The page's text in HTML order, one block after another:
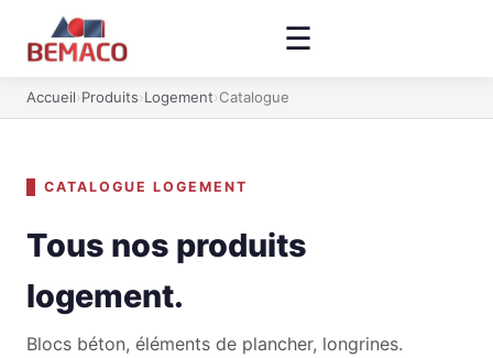
☰
Accueil›Produits›Logement›Catalogue
CATALOGUE LOGEMENT
Tous nos produits
logement.
Blocs béton, éléments de plancher, longrines.